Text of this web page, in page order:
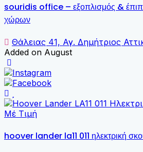
souridis office – εξοπλισμός &
χώρων
Θάλειας 41, Αγ. Δημήτριος
Added on August
Μέ Τιμή
hoover lander la11 011 ηλεκτρική